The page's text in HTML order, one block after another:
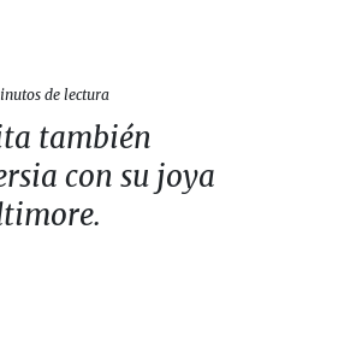
de lectura
también
con su joya